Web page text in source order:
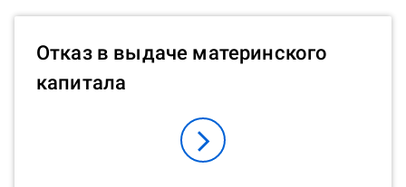
Отказ в выдаче материнского
капитала